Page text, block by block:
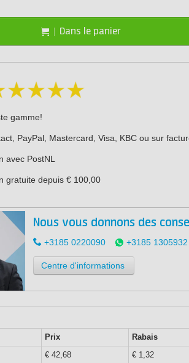
Dans le panier
gamme!
PayPal, Mastercard, Visa, KBC ou sur
avec PostNL
gratuite depuis € 100,00
Nous vous donnons des
+3185 0220090 +3185 1305932
Centre d'informations
Prix
Rabais
€ 42,68
€ 1,32